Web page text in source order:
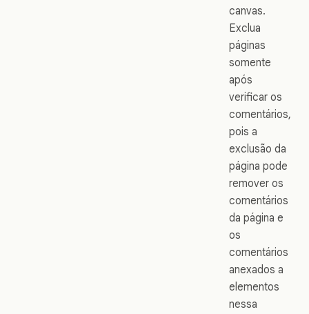
canvas.
Exclua
páginas
somente
após
verificar os
comentários,
pois a
exclusão da
página pode
remover os
comentários
da página e
os
comentários
anexados a
elementos
nessa